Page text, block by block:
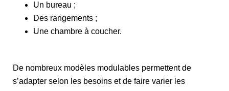
Un bureau ;
Des rangements ;
Une chambre à coucher.
De nombreux modèles modulables permettent de
s’adapter selon les besoins et de faire varier les